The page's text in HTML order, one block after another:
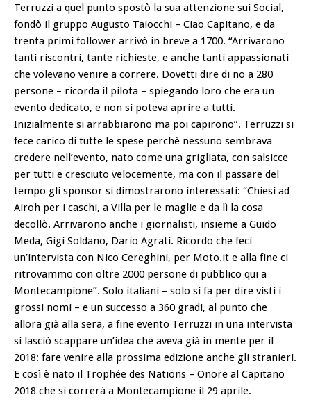
Terruzzi a quel punto spostò la sua attenzione sui Social,
fondò il gruppo Augusto Taiocchi – Ciao Capitano, e da
trenta primi follower arrivò in breve a 1700. “Arrivarono
tanti riscontri, tante richieste, e anche tanti appassionati
che volevano venire a correre. Dovetti dire di no a 280
persone – ricorda il pilota – spiegando loro che era un
evento dedicato, e non si poteva aprire a tutti.
Inizialmente si arrabbiarono ma poi capirono”. Terruzzi si
fece carico di tutte le spese perchè nessuno sembrava
credere nell’evento, nato come una grigliata, con salsicce
per tutti e cresciuto velocemente, ma con il passare del
tempo gli sponsor si dimostrarono interessati: “Chiesi ad
Airoh per i caschi, a Villa per le maglie e da lì la cosa
decollò. Arrivarono anche i giornalisti, insieme a Guido
Meda, Gigi Soldano, Dario Agrati. Ricordo che feci
un’intervista con Nico Cereghini, per Moto.it e alla fine ci
ritrovammo con oltre 2000 persone di pubblico qui a
Montecampione”. Solo italiani – solo si fa per dire visti i
grossi nomi – e un successo a 360 gradi, al punto che
allora già alla sera, a fine evento Terruzzi in una intervista
si lasciò scappare un’idea che aveva già in mente per il
2018: fare venire alla prossima edizione anche gli stranieri.
E così è nato il Trophée des Nations – Onore al Capitano
2018 che si correrà a Montecampione il 29 aprile.